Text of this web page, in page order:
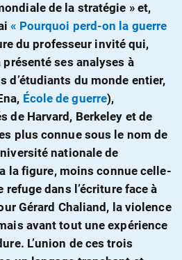
de la stratégie » et,
« Pourquoi perd-on la guerre
du professeur invité qui,
ses analyses à
d’étudiants du monde entier,
École de guerre),
de Harvard, Berkeley et de
plus connue sous le nom de
nationale de
la figure, moins connue celle-
dans l’écriture face à
Gérard Chaliand, la violence
avant tout une expérience
L’union de ces trois